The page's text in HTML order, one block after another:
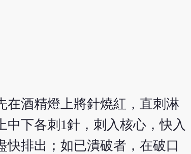
在酒精燈上將針燒紅，直刺淋
下各刺1針，刺入核心，快入
排出；如已潰破者，在破口